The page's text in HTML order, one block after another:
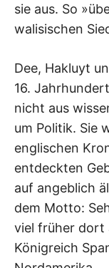
sie aus. So
walisischen
Dee, Hakluyt
16.
nicht aus
um Politik. Sie
englischen
entdeckten
auf angeblich
dem Motto:
viel früher dort
Königreich